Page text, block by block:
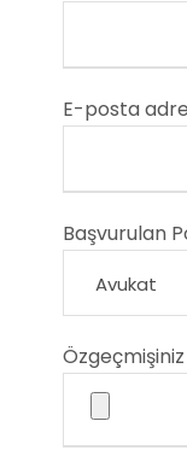
E-posta
Başvurulan